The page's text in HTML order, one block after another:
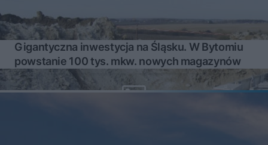
Gigantyczna inwestycja na Śląsku. W Bytomiu
powstanie 100 tys. mkw. nowych magazynów